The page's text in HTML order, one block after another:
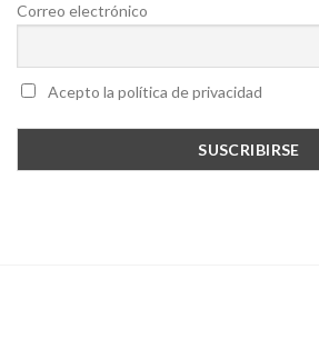
Correo electrónico
Acepto la política de privacidad